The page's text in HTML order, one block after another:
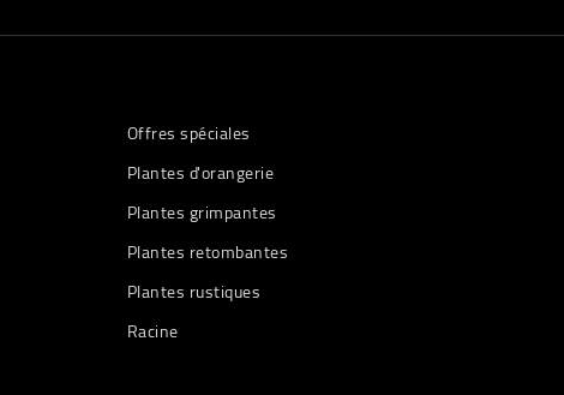
Offres spéciales
Plantes d'orangerie
Plantes grimpantes
Plantes retombantes
Plantes rustiques
Racine